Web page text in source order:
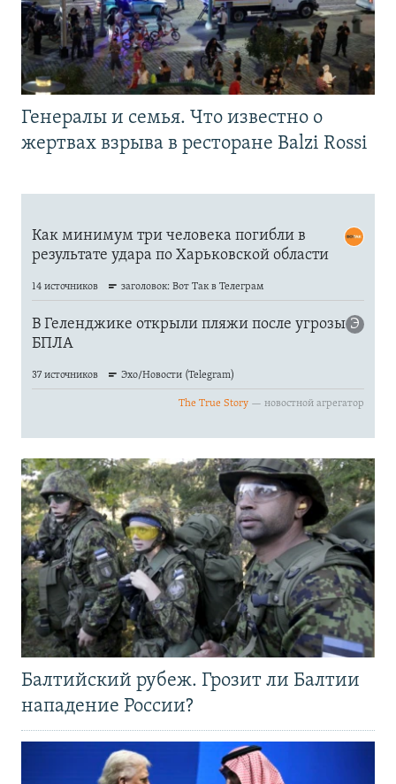
Генералы и семья. Что известно о
жертвах взрыва в ресторане Balzi Rossi
Балтийский рубеж. Грозит ли Балтии
нападение России?